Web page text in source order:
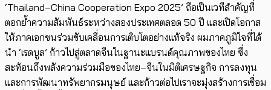
‘Thailand–China Cooperation Expo 2025’ ถือเป็นเวทีสำคัญที่
ตอกย้ำความสัมพันธ์ระหว่างสองประเทศตลอด 50 ปี และเปิดโอกาส
ให้ภาคเอกชนร่วมขับเคลื่อนการเติบโตอย่างแท้จริง ผมภาคภูมิใจที่ได้
นำ ‘เรดบูล’ ก้าวไปสู่ตลาดจีนในฐานะแบรนด์คุณภาพของไทย ซึ่ง
สะท้อนถึงพลังความร่วมมือของไทย–จีนในมิติเศรษฐกิจ การลงทุน
และการพัฒนาทรัพยากรมนุษย์ และก้าวต่อไปเราจะมุ่งสร้างการเชื่อม